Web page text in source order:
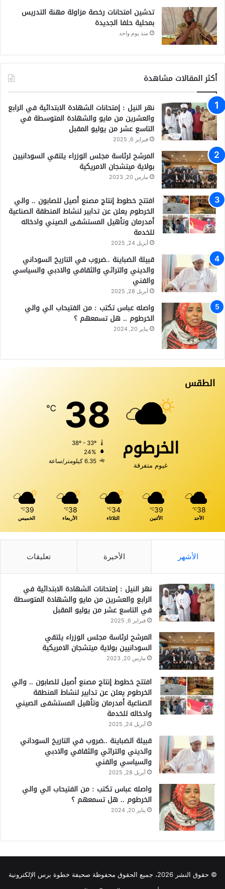
تدشين امتحانات رخصة مزاولة مهنة التدريس
بمحلية حلفا الجديدة
منذ يوم واحد
أكثر المقالات مشاهدة
نهر النيل : إمتحانات الشهادة الابتدائية في الرابع
والعشرين من مايو والشهادة المتوسطة في
التاسع عشر من يوليو المقبل
فبراير 6, 2025
المرشح لرئاسة مجلس الوزراء يلتقي السودانيين
بولاية ميتشجان الامريكية
مارس 20, 2023
افتتح خطوط إنتاج مصنع أصيل للصابون .. والي
الخرطوم يعلن عن تدابير لنشاط المنطقة الصناعية
أمدرمان وتأهيل المستشفى الصيني وادخاله
للخدمة
أبريل 24, 2025
قبيلة الضباينة ..ضروب في التاريخ السوداني
والديني والتراثي والثقافي والادبي والسياسي
والفني
أبريل 28, 2025
واصله عباس تكتب : من الفتيحاب الي والي
الخرطوم .. هل تسمعهم ؟
يناير 20, 2024
الطقس
الخرطوم
غيوم متفرقة
38
℃
24%
6.35 كيلومتر/ساعة
38
℃
الأحد
39
℃
الأثنين
34
℃
الثلاثاء
38
℃
الأربعاء
39
℃
الخميس
الأشهر الأخيرة تعليقات
نهر النيل : إمتحانات الشهادة الابتدائية في
الرابع والعشرين من مايو والشهادة المتوسطة
في التاسع عشر من يوليو المقبل
فبراير 6, 2025
المرشح لرئاسة مجلس الوزراء يلتقي
السودانيين بولاية ميتشجان الامريكية
مارس 20, 2023
افتتح خطوط إنتاج مصنع أصيل للصابون .. والي
الخرطوم يعلن عن تدابير لنشاط المنطقة
الصناعية أمدرمان وتأهيل المستشفى الصيني
وادخاله للخدمة
أبريل 24, 2025
قبيلة الضباينة ..ضروب في التاريخ السوداني
والديني والتراثي والثقافي والادبي
والسياسي والفني
أبريل 28, 2025
واصله عباس تكتب : من الفتيحاب الي والي
الخرطوم .. هل تسمعهم ؟
يناير 20, 2024
© حقوق النشر 2026، جميع الحقوق محفوظة صحيفة خطوة برس الإلكترونية